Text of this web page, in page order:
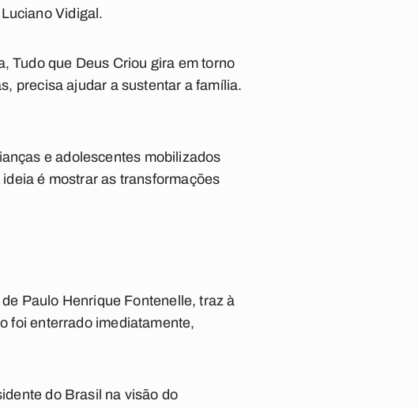
Vidigal.
Tudo que Deus Criou gira em torno
precisa ajudar a sustentar a família.
e adolescentes mobilizados
é mostrar as transformações
Paulo Henrique Fontenelle, traz à
foi enterrado imediatamente,
do Brasil na visão do